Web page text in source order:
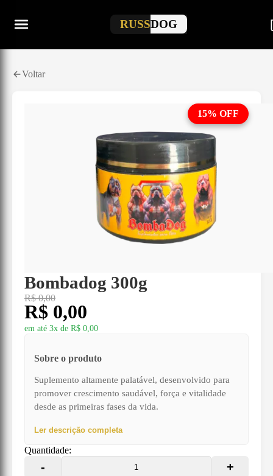
RUSSDOG
Voltar
15% OFF
Bombadog 300g
R$ 0,00
R$ 0,00
em até 3x de R$ 0,00
Sobre o produto
Suplemento altamente palatável, desenvolvido para
promover crescimento saudável, força e vitalidade
desde as primeiras fases da vida.
Ler descrição completa
Quantidade:
- +